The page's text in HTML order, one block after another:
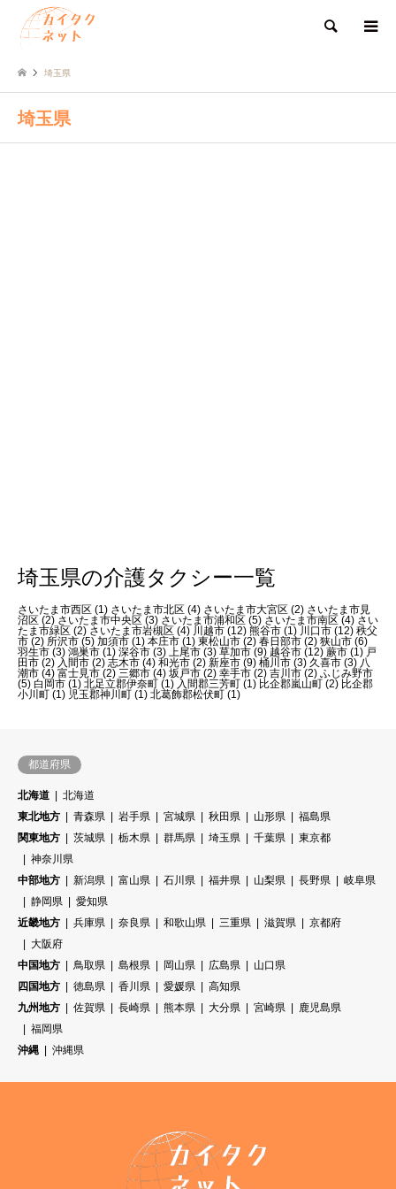
検索
埼玉県
埼玉県
埼玉県の介護タクシー一覧
さいたま市西区 (1) さいたま市北区 (4) さいたま市大宮区 (2) さいたま市見
沼区 (2) さいたま市中央区 (3) さいたま市浦和区 (5) さいたま市南区 (4) さい
たま市緑区 (2) さいたま市岩槻区 (4) 川越市 (12) 熊谷市 (1) 川口市 (12) 秩父
市 (2) 所沢市 (5) 加須市 (1) 本庄市 (1) 東松山市 (2) 春日部市 (2) 狭山市 (6)
羽生市 (3) 鴻巣市 (1) 深谷市 (3) 上尾市 (3) 草加市 (9) 越谷市 (12) 蕨市 (1) 戸
田市 (2) 入間市 (2) 志木市 (4) 和光市 (2) 新座市 (9) 桶川市 (3) 久喜市 (3) 八
潮市 (4) 富士見市 (2) 三郷市 (4) 坂戸市 (2) 幸手市 (2) 吉川市 (2) ふじみ野市
(5) 白岡市 (1) 北足立郡伊奈町 (1) 入間郡三芳町 (1) 比企郡嵐山町 (2) 比企郡
小川町 (1) 児玉郡神川町 (1) 北葛飾郡松伏町 (1)
都道府県
北海道
北海道
東北地方
青森県 岩手県 宮城県 秋田県 山形県
福島県
関東地方
茨城県 栃木県 群馬県 埼玉県 千葉県
東京都
神奈川県
中部地方
新潟県 富山県 石川県 福井県 山梨県 長野県
岐阜県
静岡県
愛知県
近畿地方
兵庫県 奈良県 和歌山県 三重県 滋賀県
京都府
大阪府
中国地方
鳥取県 島根県 岡山県 広島県
山口県
四国地方
徳島県 香川県 愛媛県
高知県
九州地方
佐賀県 長崎県 熊本県 大分県 宮崎県
鹿児島県
福岡県
沖縄
沖縄県